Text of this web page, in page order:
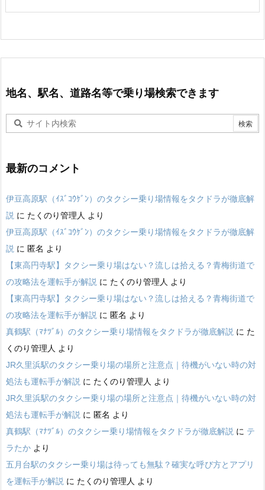
地名、駅名、道路名等で乗り場検索できます
最新のコメント
伊豆高原駅（ｲｽﾞｺｳｹﾞﾝ）のタクシー乗り場情報をタクドラが徹底解
説 に たくのり管理人 より
伊豆高原駅（ｲｽﾞｺｳｹﾞﾝ）のタクシー乗り場情報をタクドラが徹底解
説 に 匿名 より
【東高円寺駅】タクシー乗り場はない？流しは拾える？青梅街道で
の攻略法を運転手が解説 に たくのり管理人 より
【東高円寺駅】タクシー乗り場はない？流しは拾える？青梅街道で
の攻略法を運転手が解説 に 匿名 より
真鶴駅（ﾏﾅﾂﾞﾙ）のタクシー乗り場情報をタクドラが徹底解説 に た
くのり管理人 より
JR久里浜駅のタクシー乗り場の場所と注意点｜待機がいない時の対
処法も運転手が解説 に たくのり管理人 より
JR久里浜駅のタクシー乗り場の場所と注意点｜待機がいない時の対
処法も運転手が解説 に 匿名 より
真鶴駅（ﾏﾅﾂﾞﾙ）のタクシー乗り場情報をタクドラが徹底解説 に テ
ラたか より
五月台駅のタクシー乗り場は待っても無駄？確実な呼び方とアプリ
を運転手が解説 に たくのり管理人 より